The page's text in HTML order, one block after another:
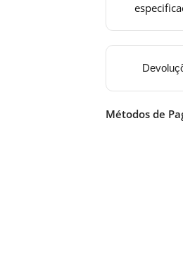
Métodos de